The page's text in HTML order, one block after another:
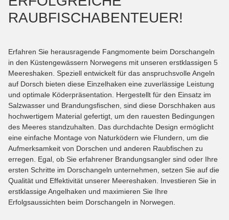
RAUBFISCHABENTEUER!
Erfahren Sie herausragende Fangmomente beim Dorschangeln
in den Küstengewässern Norwegens mit unseren erstklassigen 5
Meereshaken. Speziell entwickelt für das anspruchsvolle Angeln
auf Dorsch bieten diese Einzelhaken eine zuverlässige Leistung
und optimale Köderpräsentation. Hergestellt für den Einsatz im
Salzwasser und Brandungsfischen, sind diese Dorschhaken aus
hochwertigem Material gefertigt, um den rauesten Bedingungen
des Meeres standzuhalten. Das durchdachte Design ermöglicht
eine einfache Montage von Naturködern wie Flundern, um die
Aufmerksamkeit von Dorschen und anderen Raubfischen zu
erregen. Egal, ob Sie erfahrener Brandungsangler sind oder Ihre
ersten Schritte im Dorschangeln unternehmen, setzen Sie auf die
Qualität und Effektivität unserer Meereshaken. Investieren Sie in
erstklassige Angelhaken und maximieren Sie Ihre
Erfolgsaussichten beim Dorschangeln in Norwegen.